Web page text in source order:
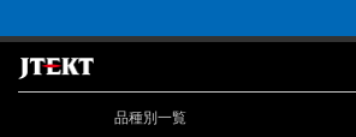
品種別一覧